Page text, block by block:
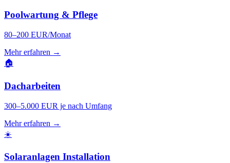
Poolwartung & Pflege
80–200 EUR/Monat
Mehr erfahren →
🏠
Dacharbeiten
300–5.000 EUR je nach Umfang
Mehr erfahren →
☀️
Solaranlagen Installation